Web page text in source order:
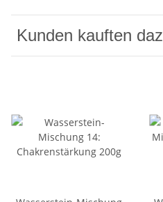
Kunden kauften